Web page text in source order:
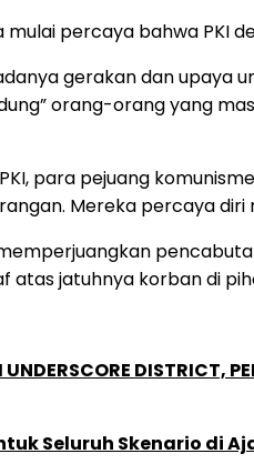
percaya bahwa PKI
gerakan dan upaya
orang-orang yang
para pejuang
Mereka percaya diri
jatuhnya korban di
DISTRICT,
Seluruh Skenario di